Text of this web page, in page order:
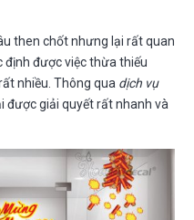
then chốt nhưng lại rất quan
định được việc thừa thiếu
nhiều. Thông qua dịch vụ
được giải quyết rất nhanh và